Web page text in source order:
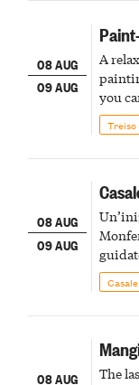
08 AUG
09 AUG
A
you
Treiso
08 AUG
09 AUG
08 AUG
The